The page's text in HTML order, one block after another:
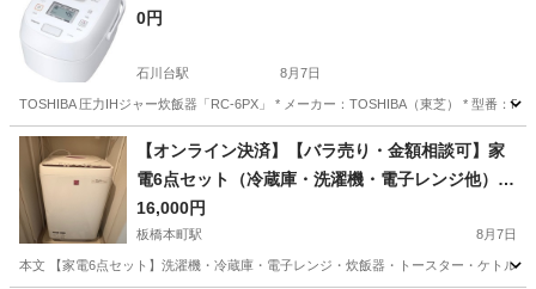
0円
石川台駅 8月7日
TOSHIBA 圧力IHジャー炊飯器「RC-6PX」 * メーカー：TOSHIBA（東芝） * 型番：
東京 大田区 石川台駅 キッチン家電
【オンライン決済】【バラ売り・金額相談可】家
電6点セット（冷蔵庫・洗濯機・電子レンジ他）動
作確認済み｜単身用すぐ生活OK
16,000円
板橋本町駅 8月7日
本文 【家電6点セット】洗濯機・冷蔵庫・電子レンジ・炊飯器・トースター・ケトル